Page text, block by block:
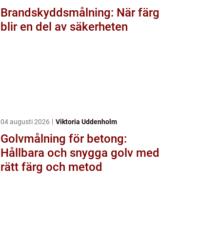
Brandskyddsmålning: När färg
blir en del av säkerheten
04 augusti 2026 Viktoria Uddenholm
Golvmålning för betong:
Hållbara och snygga golv med
rätt färg och metod